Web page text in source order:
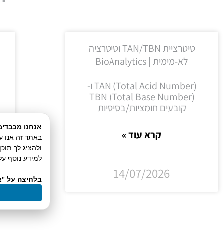
טיטרציית TAN/TBN וטיטרציה
לא-מימית | BioAnalytics
TAN (Total Acid Number) ו-
TBN (Total Base Number)
קובעים חומציות/בסיסיות
קרא עוד »
14/07/2026
אנחנו
ולהציג לך
למידע נוסף
בלחיצה על